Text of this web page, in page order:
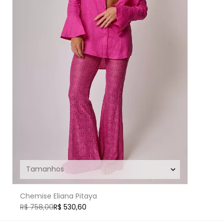
Chemise Eliana Pitaya
R$ 758,00R$ 530,60